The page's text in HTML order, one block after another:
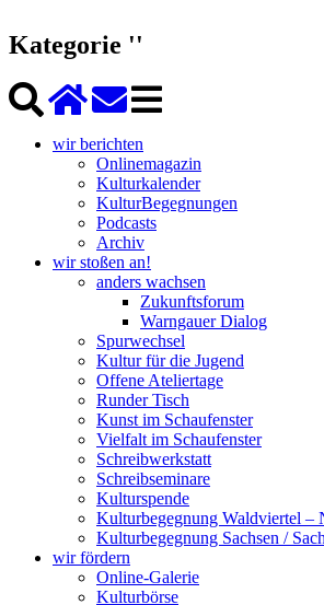
Kategorie ''
wir berichten
Onlinemagazin
Kulturkalender
KulturBegegnungen
Podcasts
Archiv
wir stoßen an!
anders wachsen
Zukunftsforum
Warngauer Dialog
Spurwechsel
Kultur für die Jugend
Offene Ateliertage
Runder Tisch
Kunst im Schaufenster
Vielfalt im Schaufenster
Schreibwerkstatt
Schreibseminare
Kulturspende
Kulturbegegnung Waldviertel –
Kulturbegegnung Sachsen /
wir fördern
Online-Galerie
Kulturbörse